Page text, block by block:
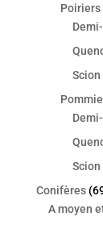
Poiriers
Scion
Scion
Conifères
A moyen